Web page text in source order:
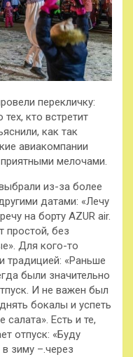
перекличку:
кто встретит
как так
авиакомпании
мелочами.
из-за более
датами: «Лечу
на борту AZUR air.
простой, без
Для кого-то
традицией: «Раньше
были значительно
И не важен был
бокалы и успеть
Есть и те,
отпуск: «Буду
зиму –.через